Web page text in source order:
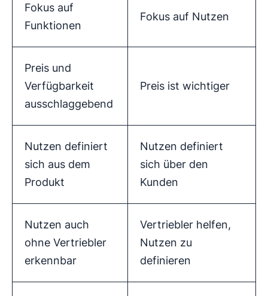
Fokus auf
Funktionen
Fokus auf Nutzen
Preis und
Verfügbarkeit
ausschlaggebend
Preis ist wichtiger
Nutzen definiert
sich aus dem
Produkt
Nutzen definiert
sich über den
Kunden
Nutzen auch
ohne Vertriebler
erkennbar
Vertriebler helfen,
Nutzen zu
definieren